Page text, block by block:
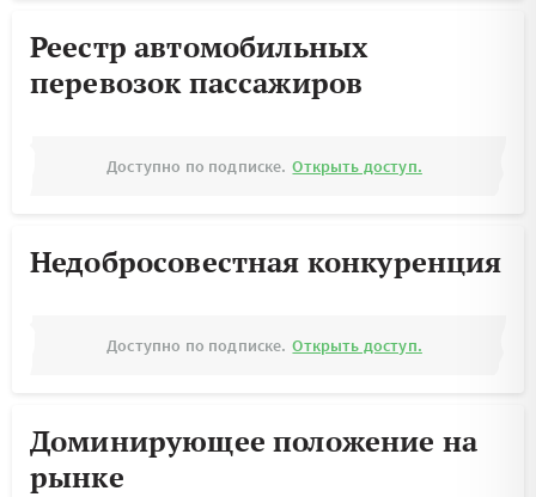
Реестр автомобильных
перевозок пассажиров
Доступно по подписке. Открыть доступ.
Недобросовестная конкуренция
Доступно по подписке. Открыть доступ.
Доминирующее положение на
рынке